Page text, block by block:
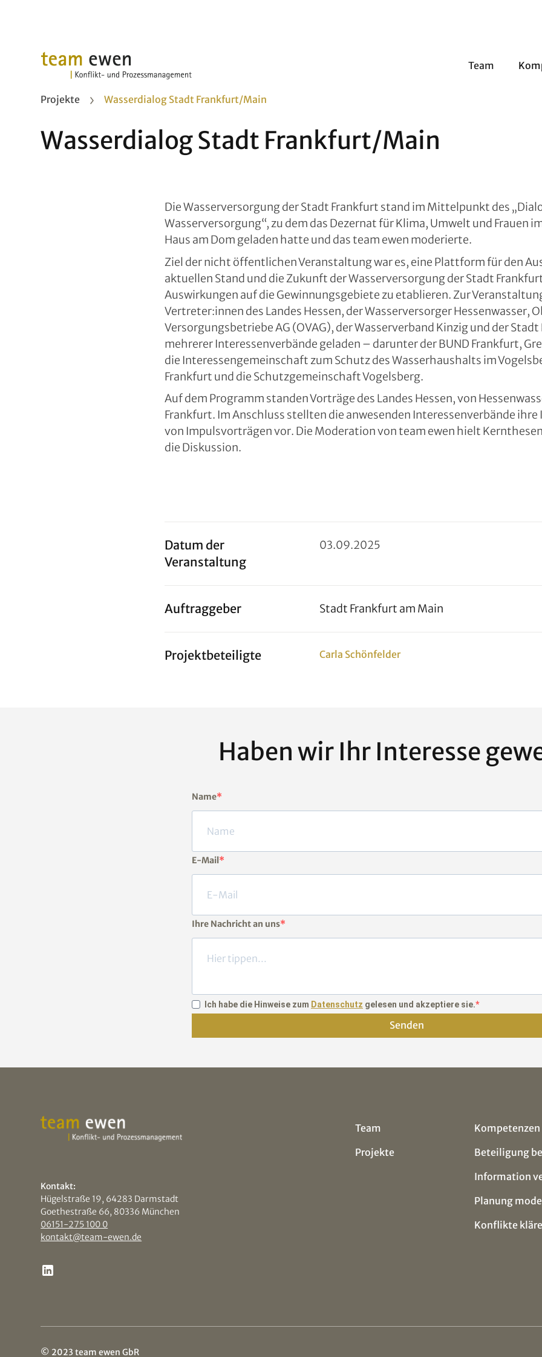
Team
Projekte Wasserdialog Stadt Frankfurt/Main
Wasserdialog Stadt Frankfurt/Main
Die Wasserversorgung der Stadt Frankfurt stand im Mittelpunkt des
Wasserversorgung“, zu dem das Dezernat für Klima, Umwelt und Frauen
Haus am Dom geladen hatte und das team ewen moderierte.
Ziel der nicht öffentlichen Veranstaltung war es, eine Plattform für den
aktuellen Stand und die Zukunft der Wasserversorgung der Stadt
Auswirkungen auf die Gewinnungsgebiete zu etablieren. Zur
Vertreter:innen des Landes Hessen, der Wasserversorger Hessenwasser,
Versorgungsbetriebe AG (OVAG), der Wasserverband Kinzig und der
mehrerer Interessenverbände geladen – darunter der BUND Frankfurt,
die Interessengemeinschaft zum Schutz des Wasserhaushalts im
Frankfurt und die Schutzgemeinschaft Vogelsberg.
Auf dem Programm standen Vorträge des Landes Hessen, von
Frankfurt. Im Anschluss stellten die anwesenden Interessenverbände ihre
von Impulsvorträgen vor. Die Moderation von team ewen hielt
die Diskussion.
Datum der
Veranstaltung
03.09.2025
Auftraggeber Stadt Frankfurt am Main
Projektbeteiligte Carla Schönfelder
Haben wir Ihr Interesse
Name
E-Mail
Ihre Nachricht an uns
Ich habe die Hinweise zum Datenschutz gelesen und akzeptiere sie.
Senden
Kontakt:
Hügelstraße 19, 64283 Darmstadt
Goethestraße 66, 80336 München
06151-275 100 0
kontakt@team-ewen.de
Team
Projekte
Kompetenzen
Beteiligung
Information
Planung
Konflikte
© 2023 team ewen GbR